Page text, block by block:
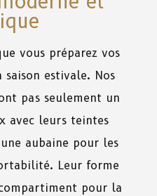
vous préparez vos
estivale. Nos
pas seulement un
avec leurs teintes
aubaine pour les
Leur forme
pour la